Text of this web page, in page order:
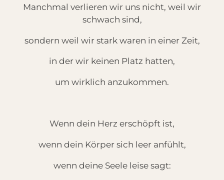
Manchmal verlieren wir uns nicht, weil wir
schwach sind,
sondern weil wir stark waren in einer Zeit,
in der wir keinen Platz hatten,
um wirklich anzukommen.
Wenn dein Herz erschöpft ist,
wenn dein Körper sich leer anfühlt,
wenn deine Seele leise sagt: